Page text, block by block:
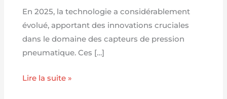
En 2025, la technologie a considérablement
évolué, apportant des innovations cruciales
dans le domaine des capteurs de pression
pneumatique. Ces […]
Lire la suite »